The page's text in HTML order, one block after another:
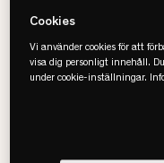
Välj storlek
90x200
Cookies
Vi använder cookies för att
visa dig personligt innehåll.
under cookie-inställningar.